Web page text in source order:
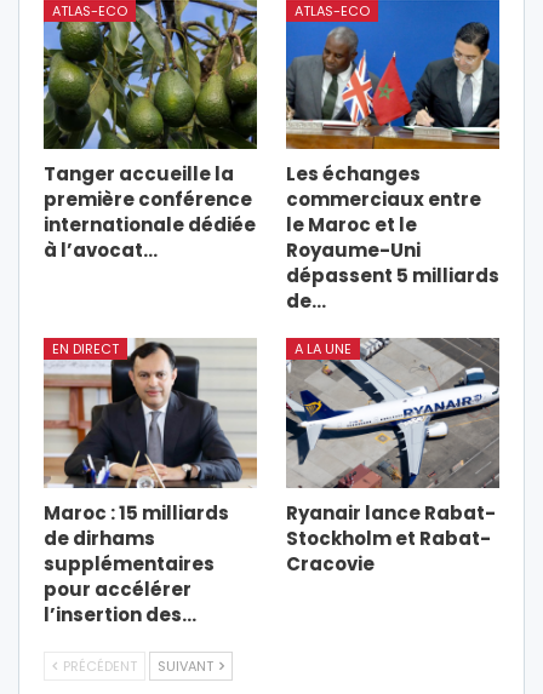
ATLAS-ECO
Tanger accueille la
première conférence
internationale dédiée
à l’avocat…
ATLAS-ECO
Les échanges
commerciaux entre
le Maroc et le
Royaume-Uni
dépassent 5 milliards
de…
EN DIRECT
Maroc : 15 milliards
de dirhams
supplémentaires
pour accélérer
l’insertion des…
A LA UNE
Ryanair lance Rabat-
Stockholm et Rabat-
Cracovie
PRÉCÉDENT SUIVANT